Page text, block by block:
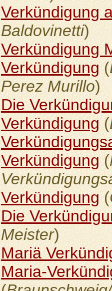
Verkündigung
Baldovinetti)
Verkündigung
Verkündigung(
Perez Murillo)
Die
Verkündigung(
Verkündigung(
Verkündigung(
Die
Meister)
Mariä
Maria-